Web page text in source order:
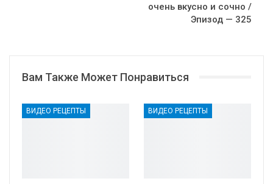
очень вкусно и сочно /
Эпизод — 325
Вам Также Может Понравиться
ВИДЕО РЕЦЕПТЫ ВИДЕО РЕЦЕПТЫ